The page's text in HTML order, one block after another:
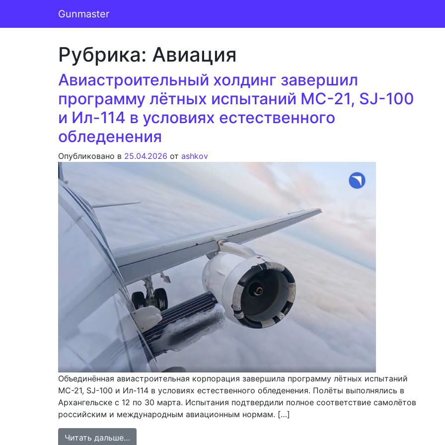
Основная навигация
Gunmaster
Рубрика: Авиация
Авиастроительный холдинг завершил
программу лётных испытаний МС-21, SJ-100
и Ил-114 в условиях естественного
обледенения
Опубликовано в 25.04.2026 от ashkov
Объединённая авиастроительная корпорация завершила программу лётных испытаний
МС-21, SJ-100 и Ил-114 в условиях естественного обледенения. Полёты выполнялись в
Архангельске с 12 по 30 марта. Испытания подтвердили полное соответствие самолётов
российским и международным авиационным нормам. […]
Читать дальше…